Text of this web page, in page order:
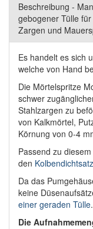
Beschreibung -
gebogener Tülle
Zargen und
Es handelt es sich
welche von Hand
Die Mörtelspritze
schwer
Stahlzargen zu
von Kalkmörtel,
Körnung von 0-4
Passend zu
den Kolbendichtsatz
Da das
keine
einer geraden Tülle.
Die